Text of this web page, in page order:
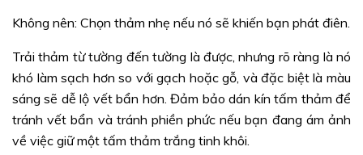
Không nên: Chọn thảm nhẹ nếu nó sẽ khiến bạn phát điên.
Trải thảm từ tường đến tường là được, nhưng rõ ràng là nó
khó làm sạch hơn so với gạch hoặc gỗ, và đặc biệt là màu
sáng sẽ dễ lộ vết bẩn hơn. Đảm bảo dán kín tấm thảm để
tránh vết bẩn và tránh phiền phức nếu bạn đang ám ảnh
về việc giữ một tấm thảm trắng tinh khôi.